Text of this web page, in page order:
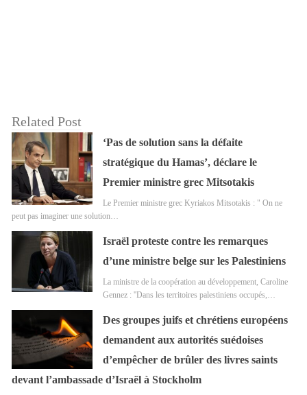
Related Post
‘Pas de solution sans la défaite
stratégique du Hamas’, déclare le
Premier ministre grec Mitsotakis
Le Premier ministre grec Kyriakos Mitsotakis : " On ne
peut pas imaginer une solution…
Israël proteste contre les remarques
d’une ministre belge sur les Palestiniens
La ministre de la coopération au développement, Caroline
Gennez : ''Dans les territoires palestiniens occupés,…
Des groupes juifs et chrétiens européens
demandent aux autorités suédoises
d’empêcher de brûler des livres saints
devant l’ambassade d’Israël à Stockholm